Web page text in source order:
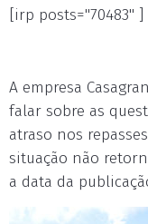
[irp posts="70483" ]
A empresa
falar sobre as
atraso nos
situação não
a data da